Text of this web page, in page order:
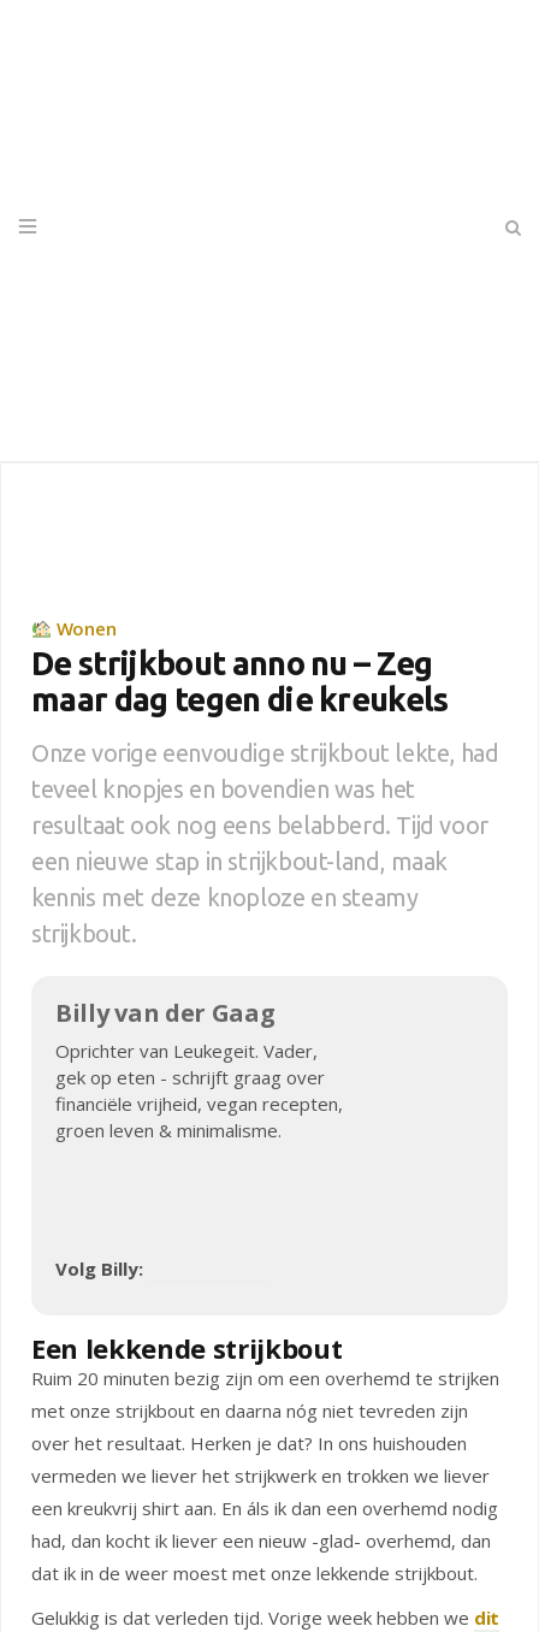
Wonen
De strijkbout anno nu – Zeg
maar dag tegen die kreukels
Onze vorige eenvoudige strijkbout lekte, had
teveel knopjes en bovendien was het
resultaat ook nog eens belabberd. Tijd voor
een nieuwe stap in strijkbout-land, maak
kennis met deze knoploze en steamy
strijkbout.
Billy van der Gaag
Oprichter van Leukegeit. Vader,
gek op eten - schrijft graag over
financiële vrijheid, vegan recepten,
groen leven & minimalisme.
Volg Billy:
Een lekkende strijkbout
Ruim 20 minuten bezig zijn om een overhemd te strijken
met onze strijkbout en daarna nóg niet tevreden zijn
over het resultaat. Herken je dat? In ons huishouden
vermeden we liever het strijkwerk en trokken we liever
een kreukvrij shirt aan. En áls ik dan een overhemd nodig
had, dan kocht ik liever een nieuw -glad- overhemd, dan
dat ik in de weer moest met onze lekkende strijkbout.
Gelukkig is dat verleden tijd. Vorige week hebben we dit